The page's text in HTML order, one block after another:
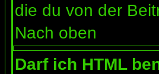
die du von der
Nach oben
Darf ich HTML